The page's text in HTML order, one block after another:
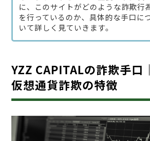
に、このサイトがどのような詐欺行
を行っているのか、具体的な手口に
いて詳しく見ていきます。
YZZ CAPITALの詐欺手口
仮想通貨詐欺の特徴